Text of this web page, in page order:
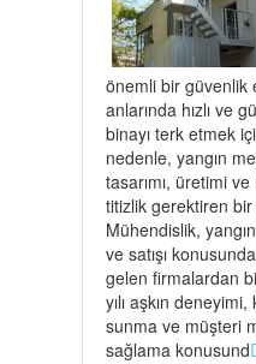
önemli bir güvenlik
anlarında hızlı ve
binayı terk etmek
nedenle, yangın
tasarımı, üretimi
titizlik gerektiren
Mühendislik,
ve satışı
gelen firmalardan
yılı aşkın
sunma ve müşteri
sağlama konusund